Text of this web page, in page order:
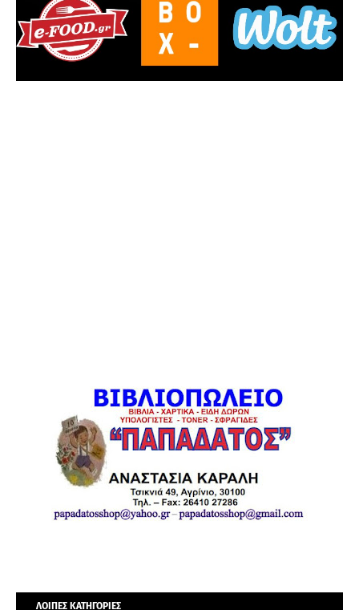
ΛΟΙΠΕΣ ΚΑΤΗΓΟΡΙΕΣ